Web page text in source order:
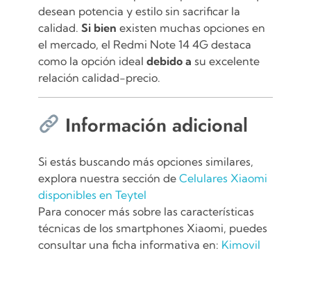
desean potencia y estilo sin sacrificar la
calidad. Si bien existen muchas opciones en
el mercado, el Redmi Note 14 4G destaca
como la opción ideal debido a su excelente
relación calidad-precio.
Información adicional
Si estás buscando más opciones similares,
explora nuestra sección de Celulares Xiaomi
disponibles en Teytel
Para conocer más sobre las características
técnicas de los smartphones Xiaomi, puedes
consultar una ficha informativa en: Kimovil